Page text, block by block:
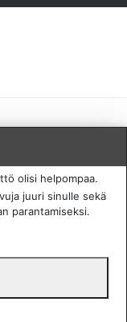
English
olisi helpompaa.
juuri sinulle sekä
parantamiseksi.